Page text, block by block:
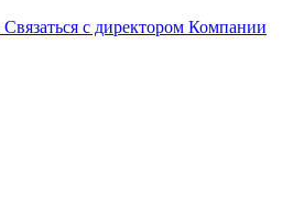
Связаться с директором Компании